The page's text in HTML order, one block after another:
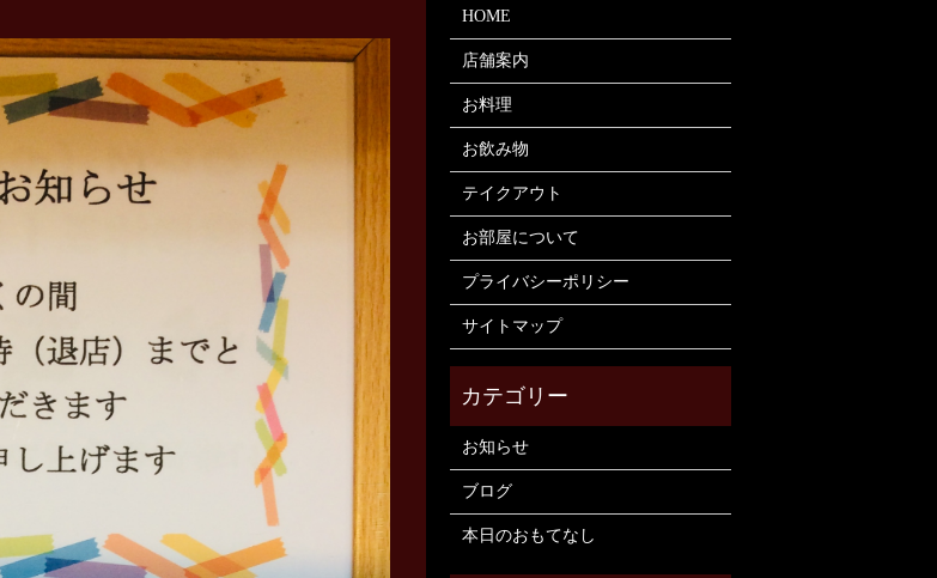
HOME
店舗案内
お料理
お飲み物
テイクアウト
お部屋について
プライバシーポリシー
サイトマップ
お知らせ
ブログ
本日のおもてなし